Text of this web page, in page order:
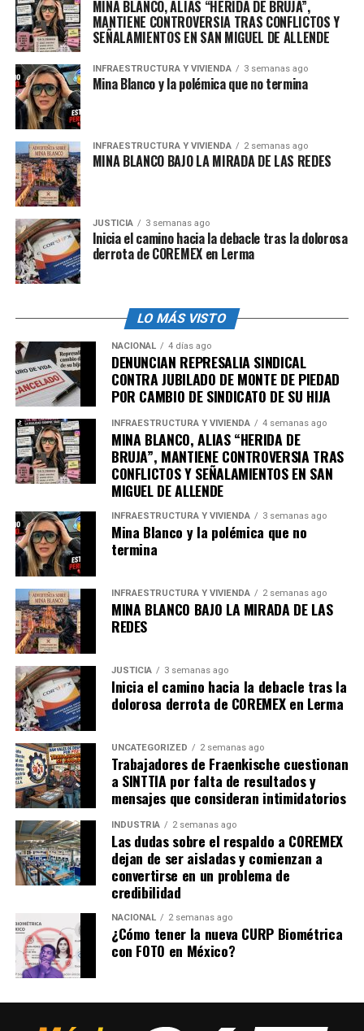
MINA BLANCO, ALIAS “HERIDA DE BRUJA”,
MANTIENE CONTROVERSIA TRAS CONFLICTOS Y
SEÑALAMIENTOS EN SAN MIGUEL DE ALLENDE
INFRAESTRUCTURA Y VIVIENDA 3 semanas ago
Mina Blanco y la polémica que no termina
INFRAESTRUCTURA Y VIVIENDA 2 semanas ago
MINA BLANCO BAJO LA MIRADA DE LAS REDES
JUSTICIA 3 semanas ago
Inicia el camino hacia la debacle tras la dolorosa
derrota de COREMEX en Lerma
LO MÁS VISTO
NACIONAL 4 días ago
DENUNCIAN REPRESALIA SINDICAL
CONTRA JUBILADO DE MONTE DE PIEDAD
POR CAMBIO DE SINDICATO DE SU HIJA
INFRAESTRUCTURA Y VIVIENDA 4 semanas ago
MINA BLANCO, ALIAS “HERIDA DE
BRUJA”, MANTIENE CONTROVERSIA TRAS
CONFLICTOS Y SEÑALAMIENTOS EN SAN
MIGUEL DE ALLENDE
INFRAESTRUCTURA Y VIVIENDA 3 semanas ago
Mina Blanco y la polémica que no
termina
INFRAESTRUCTURA Y VIVIENDA 2 semanas ago
MINA BLANCO BAJO LA MIRADA DE LAS
REDES
JUSTICIA 3 semanas ago
Inicia el camino hacia la debacle tras la
dolorosa derrota de COREMEX en Lerma
UNCATEGORIZED 2 semanas ago
Trabajadores de Fraenkische cuestionan
a SINTTIA por falta de resultados y
mensajes que consideran intimidatorios
INDUSTRIA 2 semanas ago
Las dudas sobre el respaldo a COREMEX
dejan de ser aisladas y comienzan a
convertirse en un problema de
credibilidad
NACIONAL 2 semanas ago
¿Cómo tener la nueva CURP Biométrica
con FOTO en México?